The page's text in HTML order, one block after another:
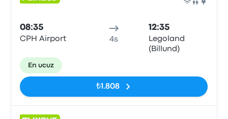
08:35
CPH Airport 4s
12:35
Legoland
(Billund)
En ucuz
₺1.808